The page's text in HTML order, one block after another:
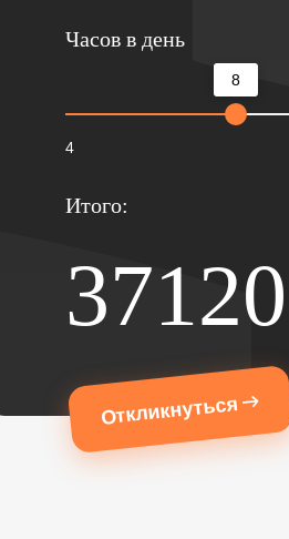
Часов в день
8
4
Итого:
37120
Откликнуться